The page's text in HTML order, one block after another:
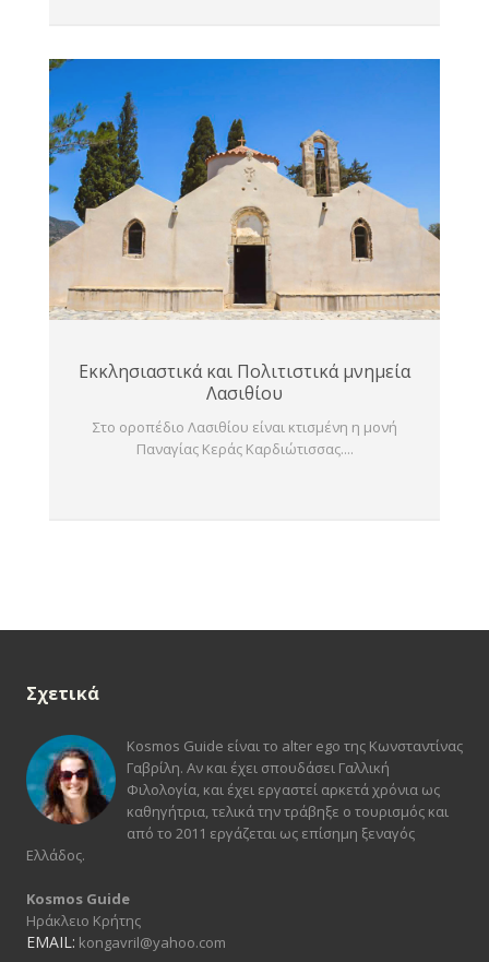
Εκκλησιαστικά και Πολιτιστικά μνημεία
Λασιθίου
Στο οροπέδιο Λασιθίου είναι κτισμένη η μονή
Παναγίας Κεράς Καρδιώτισσας....
Σχετικά
Kosmos Guide είναι το alter ego της Κωνσταντίνας
Γαβρίλη. Αν και έχει σπουδάσει Γαλλική
Φιλολογία, και έχει εργαστεί αρκετά χρόνια ως
καθηγήτρια, τελικά την τράβηξε ο τουρισμός και
από το 2011 εργάζεται ως επίσημη ξεναγός
Ελλάδος.
Kosmos Guide
Ηράκλειο Κρήτης
EMAIL: kongavril@yahoo.com